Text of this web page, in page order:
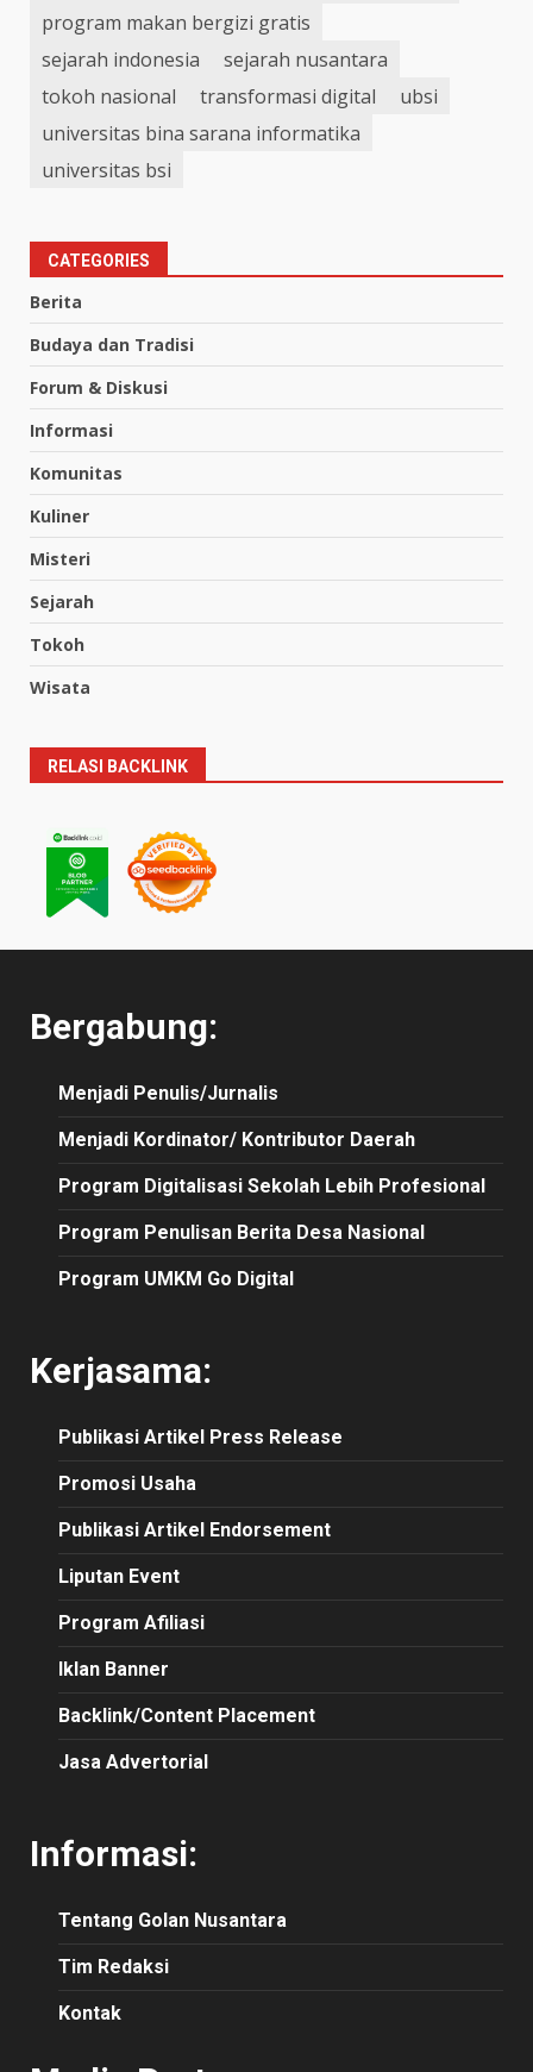
program makan bergizi gratis
sejarah indonesia
sejarah nusantara
tokoh nasional
transformasi digital
ubsi
universitas bina sarana informatika
universitas bsi
CATEGORIES
Berita
Budaya dan Tradisi
Forum & Diskusi
Informasi
Komunitas
Kuliner
Misteri
Sejarah
Tokoh
Wisata
RELASI BACKLINK
Bergabung:
Menjadi Penulis/Jurnalis
Menjadi Kordinator/ Kontributor Daerah
Program Digitalisasi Sekolah Lebih Profesional
Program Penulisan Berita Desa Nasional
Program UMKM Go Digital
Kerjasama:
Publikasi Artikel Press Release
Promosi Usaha
Publikasi Artikel Endorsement
Liputan Event
Program Afiliasi
Iklan Banner
Backlink/Content Placement
Jasa Advertorial
Informasi:
Tentang Golan Nusantara
Tim Redaksi
Kontak